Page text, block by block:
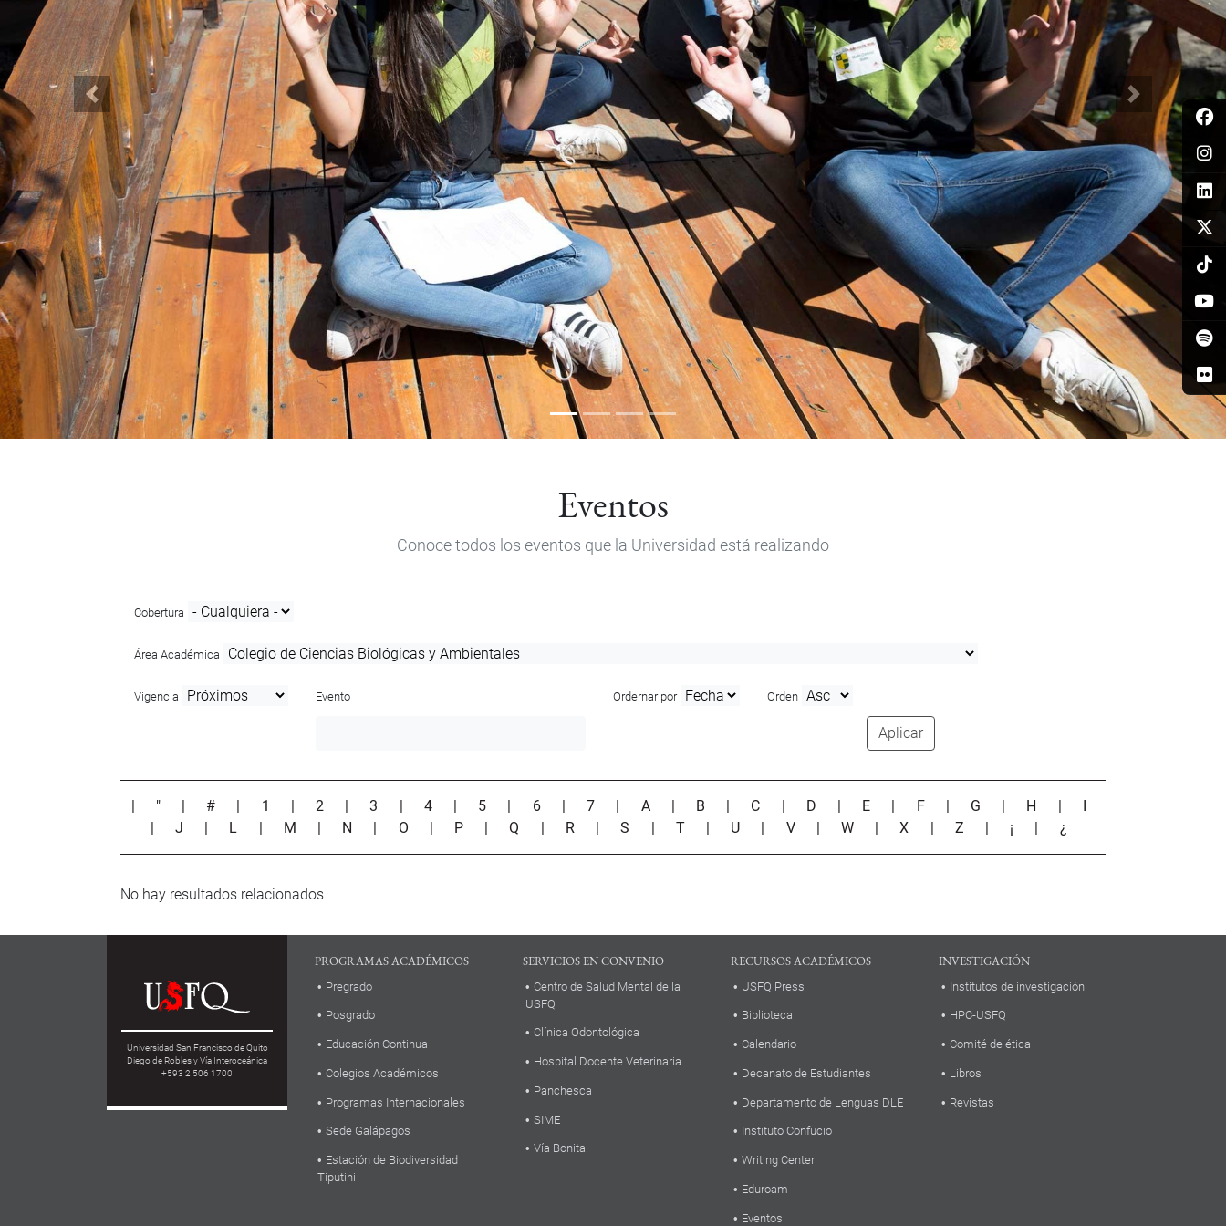
Anterior Siguiente
Eventos
Conoce todos los eventos que la Universidad está realizando
Cobertura
Área Académica
Vigencia Evento Ordernar por Orden
Aplicar
" # 1 2 |3 4 5 6 |7 A B C D E F G H
J L M N O P |Q R |S T U V W |X Z ¡ ¿
No hay resultados relacionados
Universidad San Francisco de Quito
Diego de Robles y Vía Interoceánica
+593 2 506 1700
PROGRAMAS ACADÉMICOS
Pregrado
Posgrado
Educación Continua
Colegios Académicos
Programas Internacionales
Sede Galápagos
Estación de Biodiversidad
Tiputini
SERVICIOS EN CONVENIO
Centro de Salud Mental de la
USFQ
Clínica Odontológica
Hospital Docente Veterinaria
Panchesca
SIME
Vía Bonita
RECURSOS ACADÉMICOS
USFQ Press
Biblioteca
Calendario
Decanato de Estudiantes
Departamento de Lenguas DLE
Instituto Confucio
Writing Center
Eduroam
Eventos
INVESTIGACIÓN
Institutos de investigación
HPC-USFQ
Comité de ética
Libros
Revistas